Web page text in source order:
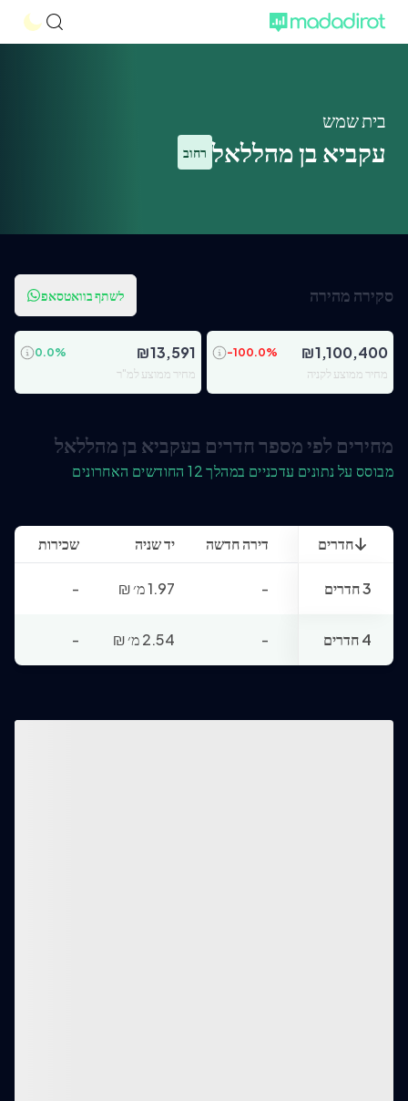
בית שמש
עקביא בן מהללאל רחוב
סקירה מהירה לשתף בוואטסאפ
₪1,100,400
-100.0%
מחיר ממוצע לקניה
₪13,591
0.0%
מחיר ממוצע למ"ר
מחירים לפי מספר חדרים בעקביא בן מהללאל
מבוסס על נתונים עדכניים במהלך 12 החודשים האחרונים
חדרים דירה חדשה יד שניה שכירות
3 חדרים - 1.97 מ׳ ₪
-
4 חדרים - 2.54 מ׳ ₪
-